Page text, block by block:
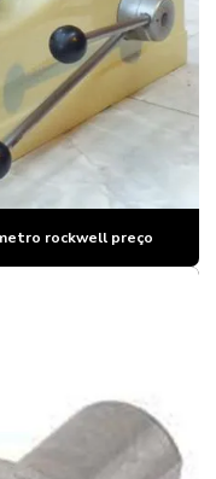
de medição
rockwell preço